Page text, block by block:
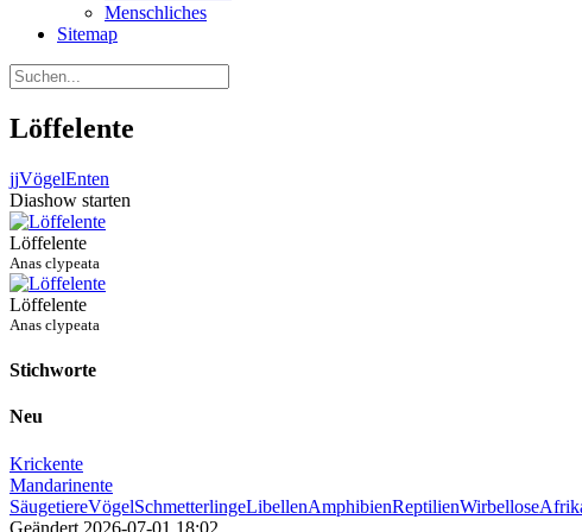
Menschliches
Sitemap
Löffelente
jjVögelEnten
Diashow starten
Löffelente
Anas clypeata
Löffelente
Anas clypeata
Stichworte
Neu
Krickente
Mandarinente
SäugetiereVögelSchmetterlingeLibellenAmphibienReptilienWirbellose
Geändert 2026-07-01 18:02